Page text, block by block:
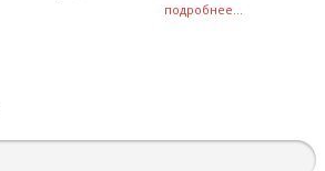
подробнее...